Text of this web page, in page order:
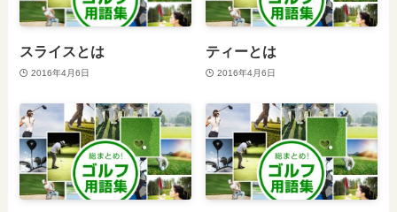
スライスとは
2016年4月6日
ティーとは
2016年4月6日